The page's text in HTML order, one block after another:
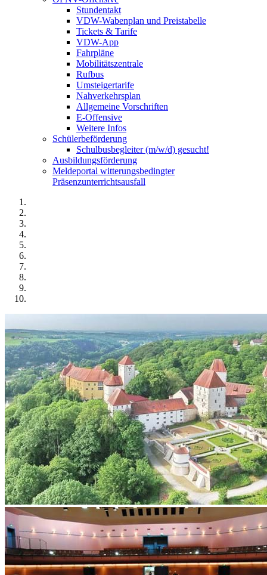
Stundentakt
VDW-Wabenplan und Preistabelle
Tickets & Tarife
VDW-App
Fahrpläne
Mobilitätszentrale
Rufbus
Umsteigertarife
Nahverkehrsplan
Allgemeine Vorschriften
E-Offensive
Weitere Infos
Schülerbeförderung
Schulbusbegleiter (m/w/d) gesucht!
Ausbildungsförderung
Meldeportal witterungsbedingter
Präsenzunterrichtsausfall